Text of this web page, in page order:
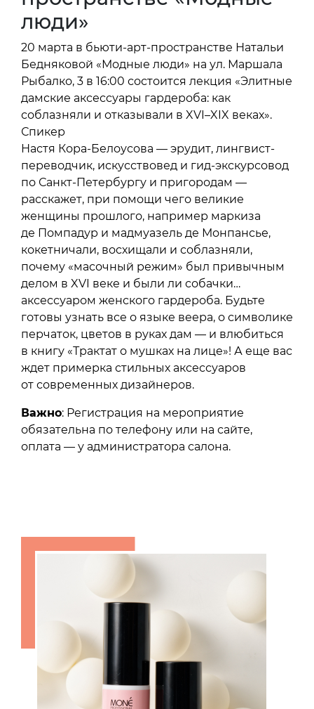
люди»
20 марта в бьюти-арт-пространстве Натальи
Бедняковой «Модные люди» на ул. Маршала
Рыбалко, 3 в 16:00 состоится лекция «Элитные
дамские аксессуары гардероба: как
соблазняли и отказывали в XVI–XIX веках».
Спикер
Настя Кора-Белоусова — эрудит, лингвист-
переводчик, искусствовед и гид-экскурсовод
по Санкт-Петербургу и пригородам —
расскажет, при помощи чего великие
женщины прошлого, например маркиза
де Помпадур и мадмуазель де Монпансье,
кокетничали, восхищали и соблазняли,
почему «масочный режим» был привычным
делом в XVI веке и были ли собачки…
аксессуаром женского гардероба. Будьте
готовы узнать все о языке веера, о символике
перчаток, цветов в руках дам — и влюбиться
в книгу «Трактат о мушках на лице»! А еще вас
ждет примерка стильных аксессуаров
от современных дизайнеров.
Важно: Регистрация на мероприятие
обязательна по телефону или на сайте,
оплата — у администратора салона.